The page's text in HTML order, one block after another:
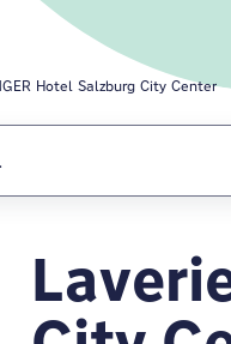
Hotel Salzburg City Center